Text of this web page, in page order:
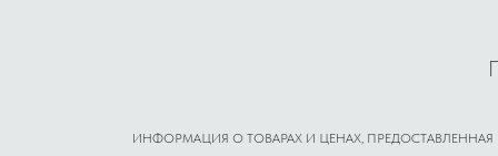
ИНФОРМАЦИЯ О ТОВАРАХ И ЦЕНАХ,